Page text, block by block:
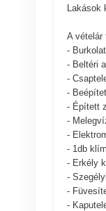
Lakások
A vételár
-
- Beltéri
-
-
- Épített
-
-
- 1db
- Erkély
-
-
-